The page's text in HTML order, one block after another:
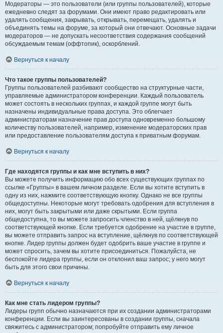
Модераторы — это пользователи (или группы пользователей), которые
ежедневно следят за форумами. Они имеют право редактировать или
удалять сообщения, закрывать, открывать, перемещать, удалять и
объединять темы на форуме, за который они отвечают. Основные задачи
модераторов — не допускать несоответствия содержания сообщений
обсуждаемым темам (оффтопик), оскорблений.
Вернуться к началу
Что такое группы пользователей?
Группы пользователей разбивают сообщество на структурные части,
управляемые администратором конференции. Каждый пользователь
может состоять в нескольких группах, и каждой группе могут быть
назначены индивидуальные права доступа. Это облегчает
администраторам назначение прав доступа одновременно большому
количеству пользователей, например, изменение модераторских прав
или предоставление пользователям доступа к приватным форумам.
Вернуться к началу
Где находятся группы и как мне вступить в них?
Вы можете получить информацию обо всех существующих группах по
ссылке «Группы» в вашем личном разделе. Если вы хотите вступить в
одну из них, нажмите соответствующую кнопку. Однако не все группы
общедоступны. Некоторые могут требовать одобрения для вступления в
них, могут быть закрытыми или даже скрытыми. Если группа
общедоступна, то вы можете запросить членство в ней, щёлкнув по
соответствующей кнопке. Если требуется одобрение на участие в группе,
вы можете отправить запрос на вступление, щёлкнув по соответствующей
кнопке. Лидер группы должен будет одобрить ваше участие в группе и
может спросить, зачем вы хотите присоединиться. Пожалуйста, не
беспокойте лидера группы, если он отклонил ваш запрос; у него могут
быть для этого свои причины.
Вернуться к началу
Как мне стать лидером группы?
Лидеры групп обычно назначаются при их создании администраторами
конференции. Если вы заинтересованы в создании группы, сначала
свяжитесь с администратором; попробуйте отправить ему личное